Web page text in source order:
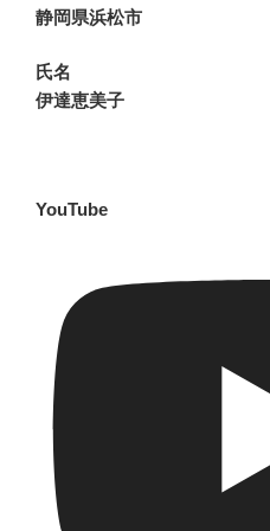
静岡県浜松市
氏名
伊達恵美子
YouTube